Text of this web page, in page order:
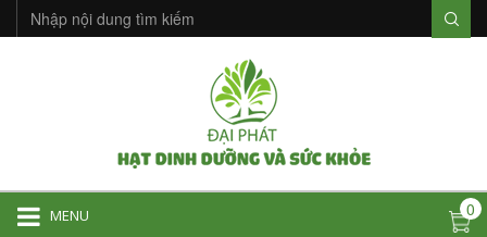
MENU 0